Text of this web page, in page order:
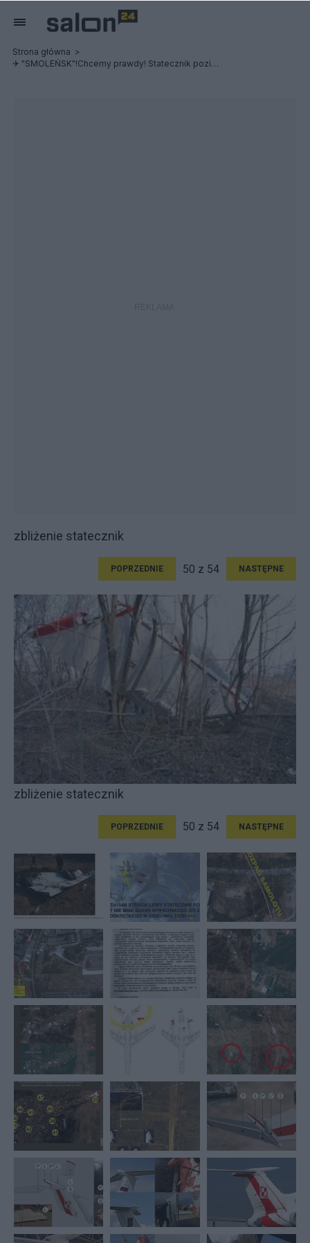
Strona główna
✈ "SMOLEŃSK"!Chcemy prawdy! Statecznik poziomy przyczyną śmierci delegacji?
zbliżenie statecznik
POPRZEDNIE 50 z 54 NASTĘPNE
zbliżenie statecznik
POPRZEDNIE 50 z 54 NASTĘPNE